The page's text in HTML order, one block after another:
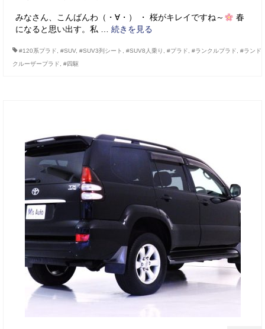
イベント
ニュース
メールフォーム
電話はこちら
みなさん、こんばんわ（・∀・） ・ 桜がキレイですね～
春
になると思い出す。私 … 続きを見る
#120系プラド #SUV, #SUV3列シート #SUV8人乗り #プラド #ランクルプラド
#ランド
クルーザープラド
#四駆